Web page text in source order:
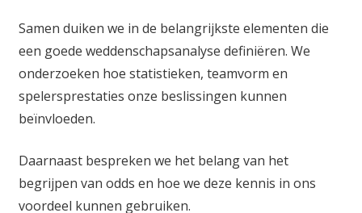
Samen duiken we in de belangrijkste elementen die
een goede weddenschapsanalyse definiëren. We
onderzoeken hoe statistieken, teamvorm en
spelersprestaties onze beslissingen kunnen
beïnvloeden.
Daarnaast bespreken we het belang van het
begrijpen van odds en hoe we deze kennis in ons
voordeel kunnen gebruiken.